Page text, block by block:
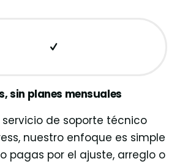
sin planes mensuales
servicio de soporte técnico
nuestro enfoque es simple
pagas por el ajuste, arreglo o